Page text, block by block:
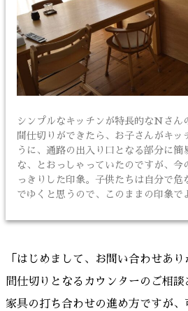
シンプルなキッチンが特長的なNさん
間仕切りができたら、お子さんがキッ
うに、通路の出入り口となる部分に簡
な、とおっしゃっていたのですが、今
っきりした印象。子供たちは自分で危
でゆくと思うので、このままの印象で
「はじめまして、お問い合わせあり
間仕切りとなるカウンターのご相談
家具の打ち合わせの進め方ですが